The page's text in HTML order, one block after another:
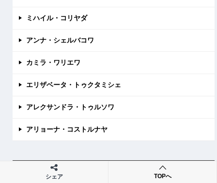
ミハイル・コリヤダ
アンナ・シェルバコワ
カミラ・ワリエワ
エリザベータ・トゥクタミシェ
アレクサンドラ・トゥルソワ
アリョーナ・コストルナヤ
人気記事
シェア TOPへ